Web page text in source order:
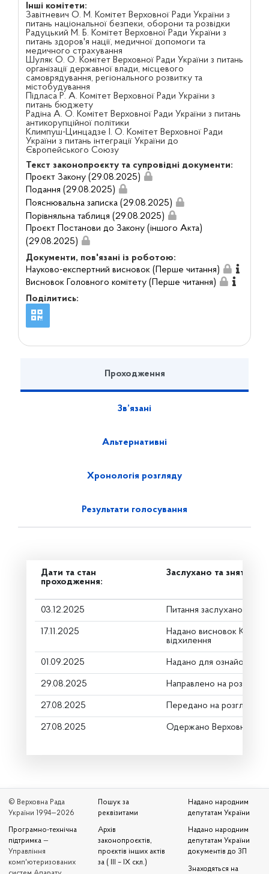
Інші комітети:
Завітневич О. М. Комітет Верховної Ради України з
питань національної безпеки, оборони та розвідки
Радуцький М. Б. Комітет Верховної Ради України з
питань здоров'я нації, медичної допомоги та
медичного страхування
Шуляк О. О. Комітет Верховної Ради України з питань
організації державної влади, місцевого
самоврядування, регіонального розвитку та
містобудування
Підласа Р. А. Комітет Верховної Ради України з
питань бюджету
Радіна А. О. Комітет Верховної Ради України з питань
антикорупційної політики
Климпуш-Цинцадзе І. О. Комітет Верховної Ради
України з питань інтеграції України до
Європейського Союзу
Текст законопроєкту та супровідні документи:
Проєкт Закону (29.08.2025)
Подання (29.08.2025)
Пояснювальна записка (29.08.2025)
Порівняльна таблиця (29.08.2025)
Проєкт Постанови до Закону (іншого Акта)
(29.08.2025)
Документи, пов'язані із роботою:
Науково-експертний висновок (Перше читання)
Висновок Головного комітету (Перше читання)
Поділитись:
Проходження
Зв’язані
Альтернативні
Хронологія розгляду
Результати голосування
Дати та стан
проходження:
Заслухано та знято з
03.12.2025 Питання заслухано
17.11.2025
Надано висновок
відхилення
01.09.2025 Надано для
29.08.2025 Направлено на розгляд
27.08.2025 Передано на розгляд
27.08.2025 Одержано Верховною
© Верховна Рада
України 1994—2026
Програмно-технічна
підтримка —
Управління
комп'ютеризованих
Пошук за
реквізитами
Архів
законопроєктів,
проєктів інших актів
за ( III – IX скл.)
Надано народним
депутатам України
Надано народним
депутатам України
документів до ЗП
Знаходяться на